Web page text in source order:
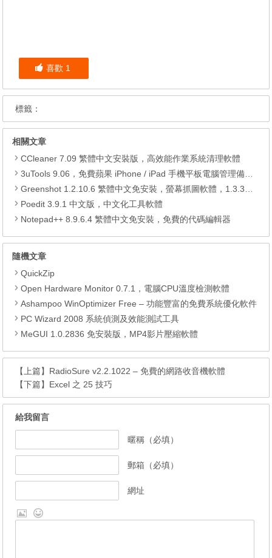
喜歡 1
標籤：
相關文章
CCleaner 7.09 繁體中文安裝版，高效能作業系統清理軟體
3uTools 9.06，免費蘋果 iPhone / iPad 手機平板電腦管理備份還原軟體
Greenshot 1.2.10.6 繁體中文免安裝，螢幕抓圖軟體，1.3.315 安裝版
Poedit 3.9.1 中文版，中文化工具軟體
Notepad++ 8.9.6.4 繁體中文免安裝，免費的代碼編輯器
隨機文章
QuickZip
Open Hardware Monitor 0.7.1，電腦CPU溫度檢測軟體
Ashampoo WinOptimizer Free – 功能豐富的免費系統優化軟件
PC Wizard 2008 系統偵測及效能測試工具
MeGUI 1.0.2836 免安裝版，MP4影片壓縮軟體
【上篇】 RadioSure v2.2.1022 – 免費的網路收音機軟體
【下篇】 Excel 之 25 技巧
給我留言
暱稱（必填）
郵箱（必填）
網址